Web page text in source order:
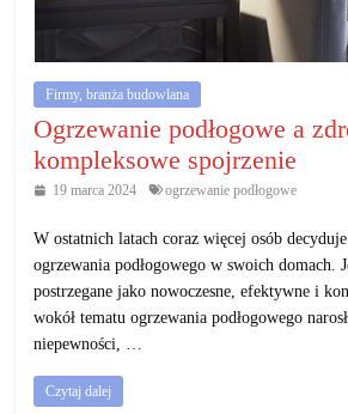
gospodarczą.
Porady
biznesowe
Firmy, branża budowlana
Ogrzewanie podłogowe a
kompleksowe spojrzenie
19 marca 2024 ogrzewanie podłogowe
W ostatnich latach coraz więcej osób
ogrzewania podłogowego w swoich domach.
postrzegane jako nowoczesne, efektywne i
wokół tematu ogrzewania podłogowego
niepewności, …
Czytaj dalej